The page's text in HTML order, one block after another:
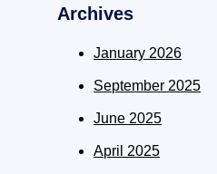
Archives
January 2026
September 2025
June 2025
April 2025